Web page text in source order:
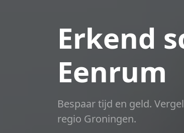
Erkend
Eenrum
Bespaar tijd en geld.
regio Groningen.